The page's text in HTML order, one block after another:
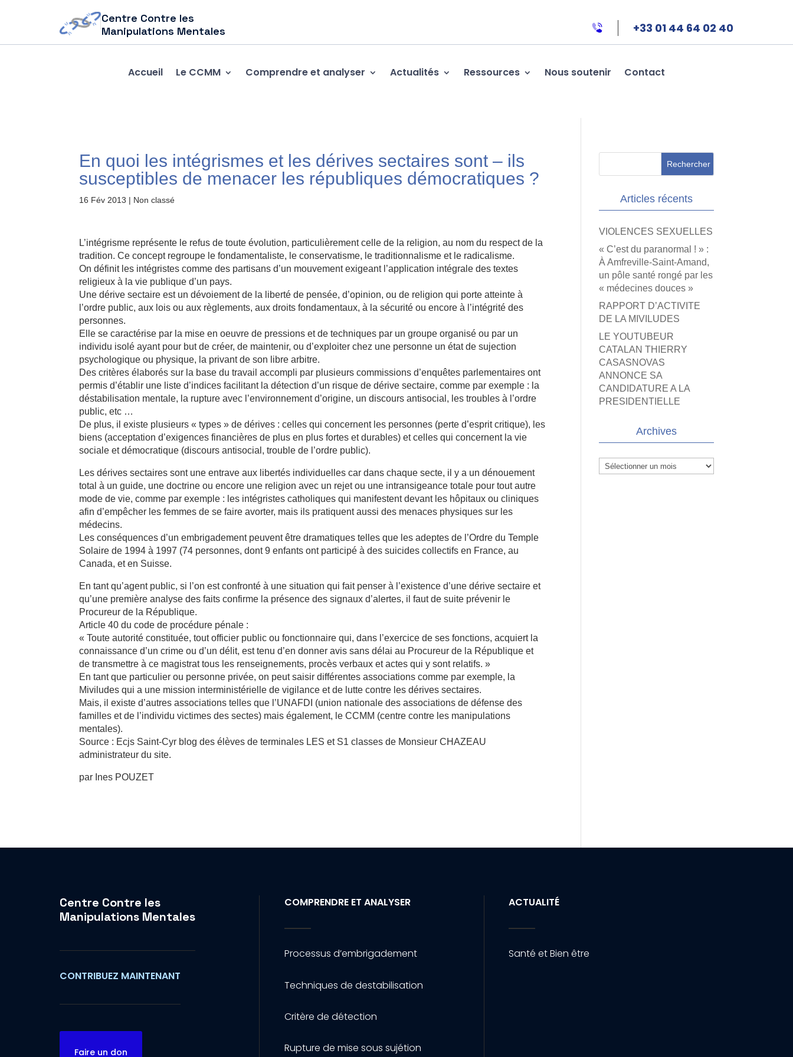
Centre Contre les
Manipulations Mentales
+33 01 44 64 02 40
Accueil Le CCMM Comprendre et analyser Actualités Ressources Nous soutenir Contact
En quoi les intégrismes et les dérives sectaires sont – ils
susceptibles de menacer les républiques démocratiques ?
16 Fév 2013 | Non classé
L’intégrisme représente le refus de toute évolution, particulièrement celle de la religion, au nom du respect de la
tradition. Ce concept regroupe le fondamentaliste, le conservatisme, le traditionnalisme et le radicalisme.
On définit les intégristes comme des partisans d’un mouvement exigeant l’application intégrale des textes
religieux à la vie publique d’un pays.
Une dérive sectaire est un dévoiement de la liberté de pensée, d’opinion, ou de religion qui porte atteinte à
l’ordre public, aux lois ou aux règlements, aux droits fondamentaux, à la sécurité ou encore à l’intégrité des
personnes.
Elle se caractérise par la mise en oeuvre de pressions et de techniques par un groupe organisé ou par un
individu isolé ayant pour but de créer, de maintenir, ou d’exploiter chez une personne un état de sujection
psychologique ou physique, la privant de son libre arbitre.
Des critères élaborés sur la base du travail accompli par plusieurs commissions d’enquêtes parlementaires ont
permis d’établir une liste d’indices facilitant la détection d’un risque de dérive sectaire, comme par exemple : la
déstabilisation mentale, la rupture avec l’environnement d’origine, un discours antisocial, les troubles à l’ordre
public, etc …
De plus, il existe plusieurs « types » de dérives : celles qui concernent les personnes (perte d’esprit critique), les
biens (acceptation d’exigences financières de plus en plus fortes et durables) et celles qui concernent la vie
sociale et démocratique (discours antisocial, trouble de l’ordre public).
Les dérives sectaires sont une entrave aux libertés individuelles car dans chaque secte, il y a un dénouement
total à un guide, une doctrine ou encore une religion avec un rejet ou une intransigeance totale pour tout autre
mode de vie, comme par exemple : les intégristes catholiques qui manifestent devant les hôpitaux ou cliniques
afin d’empêcher les femmes de se faire avorter, mais ils pratiquent aussi des menaces physiques sur les
médecins.
Les conséquences d’un embrigadement peuvent être dramatiques telles que les adeptes de l’Ordre du Temple
Solaire de 1994 à 1997 (74 personnes, dont 9 enfants ont participé à des suicides collectifs en France, au
Canada, et en Suisse.
En tant qu’agent public, si l’on est confronté à une situation qui fait penser à l’existence d’une dérive sectaire et
qu’une première analyse des faits confirme la présence des signaux d’alertes, il faut de suite prévenir le
Procureur de la République.
Article 40 du code de procédure pénale :
« Toute autorité constituée, tout officier public ou fonctionnaire qui, dans l’exercice de ses fonctions, acquiert la
connaissance d’un crime ou d’un délit, est tenu d’en donner avis sans délai au Procureur de la République et
de transmettre à ce magistrat tous les renseignements, procès verbaux et actes qui y sont relatifs. »
En tant que particulier ou personne privée, on peut saisir différentes associations comme par exemple, la
Miviludes qui a une mission interministérielle de vigilance et de lutte contre les dérives sectaires.
Mais, il existe d’autres associations telles que l’UNAFDI (union nationale des associations de défense des
familles et de l’individu victimes des sectes) mais également, le CCMM (centre contre les manipulations
mentales).
Source : Ecjs Saint-Cyr blog des élèves de terminales LES et S1 classes de Monsieur CHAZEAU
administrateur du site.
par Ines POUZET
Articles récents
VIOLENCES SEXUELLES
« C’est du paranormal ! » :
À Amfreville-Saint-Amand,
un pôle santé rongé par les
« médecines douces »
RAPPORT D’ACTIVITE
DE LA MIVILUDES
LE YOUTUBEUR
CATALAN THIERRY
CASASNOVAS
ANNONCE SA
CANDIDATURE A LA
PRESIDENTIELLE
Archives
Archives
Centre Contre les
Manipulations Mentales
CONTRIBUEZ MAINTENANT
Faire un don
COMPRENDRE ET ANALYSER
Processus d’embrigadement
Techniques de destabilisation
Critère de détection
Rupture de mise sous sujétion
ACTUALITÉ
Santé et Bien être